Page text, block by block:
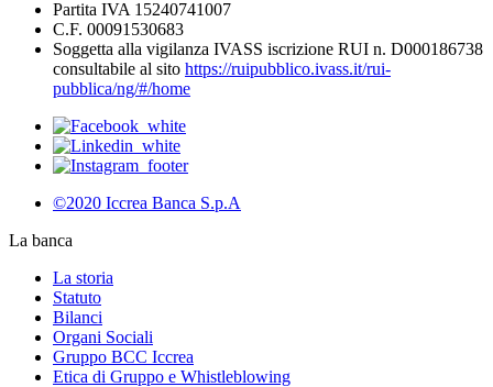
Partita IVA 15240741007
C.F. 00091530683
Soggetta alla vigilanza IVASS iscrizione RUI n. D000186738
consultabile al sito https://ruipubblico.ivass.it/rui-
pubblica/ng/#/home
©2020 Iccrea Banca S.p.A
La banca
La storia
Statuto
Bilanci
Organi Sociali
Gruppo BCC Iccrea
Etica di Gruppo e Whistleblowing